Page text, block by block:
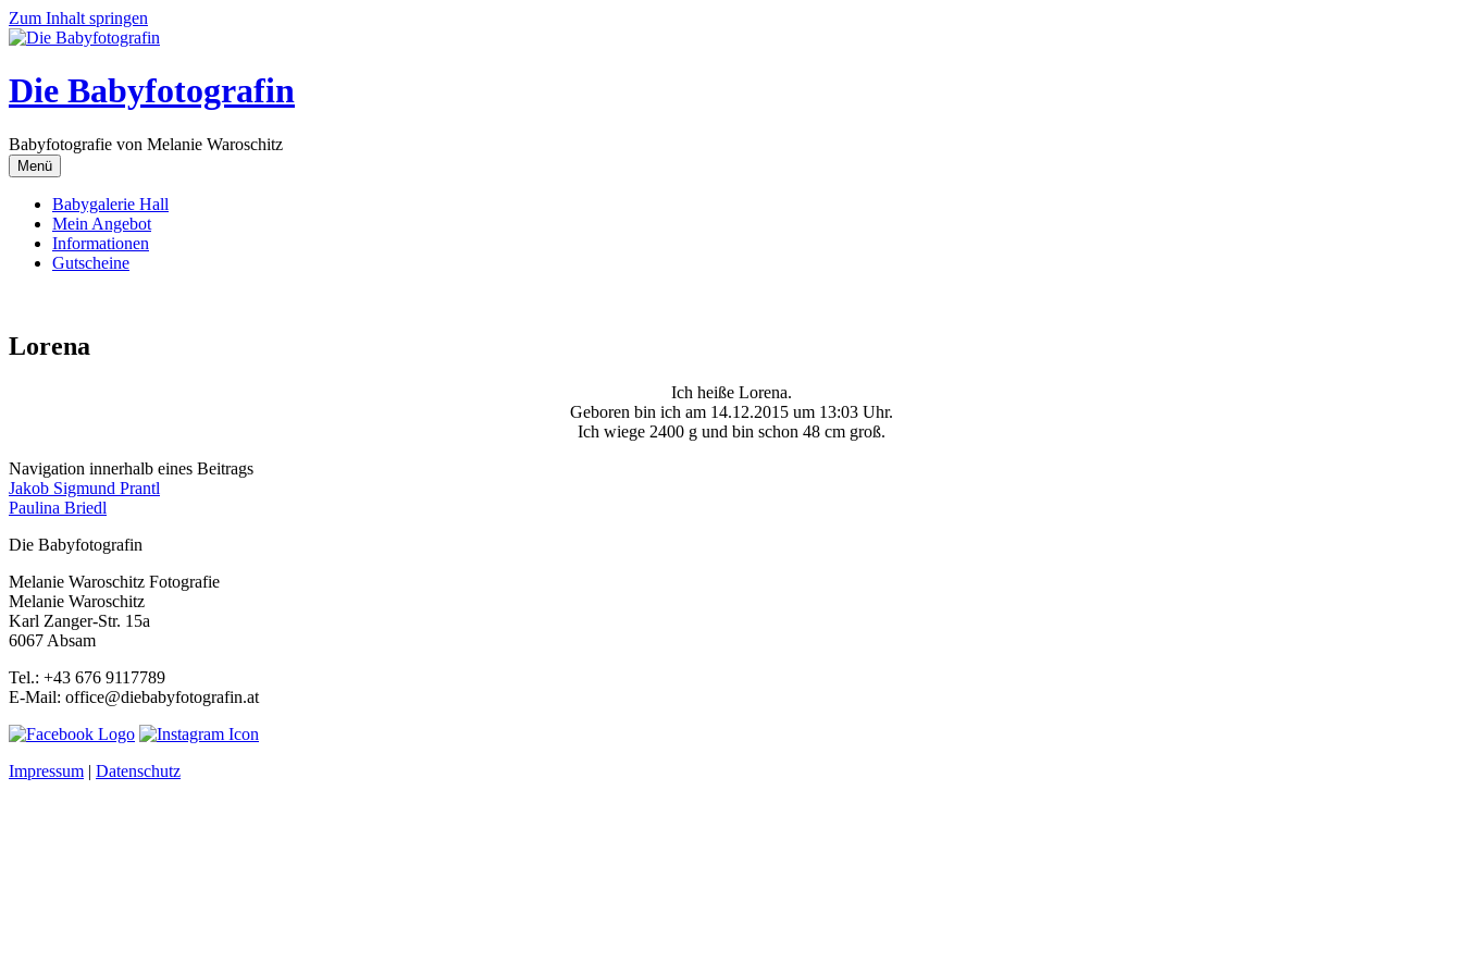
Zum Inhalt springen
Die Babyfotografin
Babyfotografie von Melanie Waroschitz
Menü
Babygalerie Hall
Mein Angebot
Informationen
Gutscheine
Lorena
Ich heiße Lorena.
Geboren bin ich am 14.12.2015 um 13:03 Uhr.
Ich wiege 2400 g und bin schon 48 cm groß.
Navigation innerhalb eines Beitrags
Jakob Sigmund Prantl
Paulina Briedl
Die Babyfotografin
Melanie Waroschitz Fotografie
Melanie Waroschitz
Karl Zanger-Str. 15a
6067 Absam
Tel.: +43 676 9117789
E-Mail: office@diebabyfotografin.at
Impressum | Datenschutz